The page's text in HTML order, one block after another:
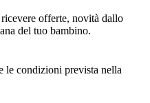
offerte, novità dallo
del tuo bambino.
le condizioni prevista nella